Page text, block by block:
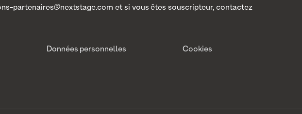
partenaires@nextstage.com et si vous êtes souscripteur, contactez
Données personnelles Cookies